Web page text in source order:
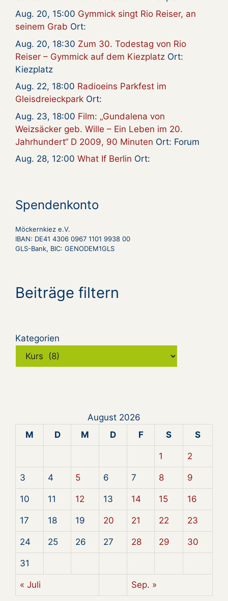
Aug. 20, 15:00 Gymmick singt Rio Reiser, an
seinem Grab Ort:
Aug. 20, 18:30 Zum 30. Todestag von Rio
Reiser – Gymmick auf dem Kiezplatz Ort:
Kiezplatz
Aug. 22, 18:00 Radioeins Parkfest im
Gleisdreieckpark Ort:
Aug. 23, 18:00 Film: „Gundalena von
Weizsäcker geb. Wille – Ein Leben im 20.
Jahrhundert“ D 2009, 90 Minuten Ort: Forum
Aug. 28, 12:00 What If Berlin Ort:
Spendenkonto
Möckernkiez e.V.
IBAN: DE41 4306 0967 1101 9938 00
GLS-Bank, BIC: GENODEM1GLS
Beiträge filtern
Kategorien
August 2026
M
D M D F S S
1 2
3 4 5 6 7 8 9
10 11 12 13 14 15 16
17 18 19 20 21 22 23
24 25 26 27 28 29 30
31
« Juli Sep. »